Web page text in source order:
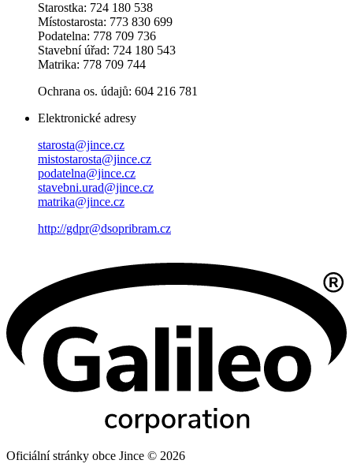
Starostka: 724 180 538
Místostarosta: 773 830 699
Podatelna: 778 709 736
Stavební úřad: 724 180 543
Matrika: 778 709 744
Ochrana os. údajů: 604 216 781
Elektronické adresy
starosta@jince.cz
mistostarosta@jince.cz
podatelna@jince.cz
stavebni.urad@jince.cz
matrika@jince.cz
http://gdpr@dsopribram.cz
Oficiální stránky obce Jince © 2026